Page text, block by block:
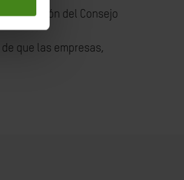
la versión del Consejo
que las empresas,